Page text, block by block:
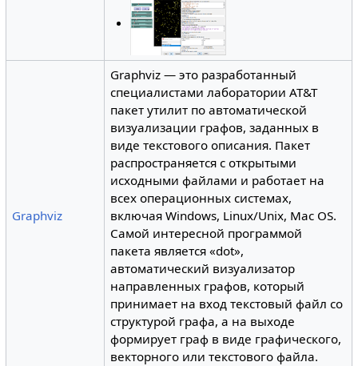
Graphviz
Graphviz — это разработанный
специалистами лаборатории AT&T
пакет утилит по автоматической
визуализации графов, заданных в
виде текстового описания. Пакет
распространяется с открытыми
исходными файлами и работает на
всех операционных системах,
включая Windows, Linux/Unix, Mac OS.
Самой интересной программой
пакета является «dot»,
автоматический визуализатор
направленных графов, который
принимает на вход текстовый файл со
структурой графа, а на выходе
формирует граф в виде графического,
векторного или текстового файла.